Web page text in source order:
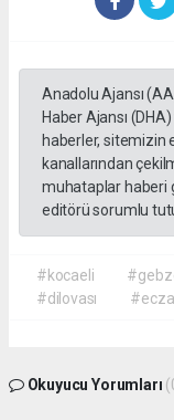
Anadolu Ajansı
Haber Ajansı
haberler, sitemizin
kanallarından
muhataplar haberi
editörü sorumlu
#kocaeli
#dilovası
Okuyucu Yorumları